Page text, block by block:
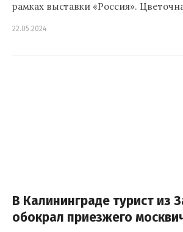
рамках выставки «Россия».
22.05.2024
В Калининграде турист из
обокрал приезжего